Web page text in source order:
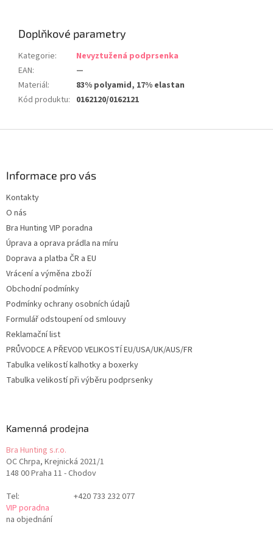
Doplňkové parametry
Kategorie:
Nevyztužená podprsenka
EAN:
—
Materiál:
83% polyamid, 17% elastan
Kód produktu: 0162120/0162121
Informace pro vás
Kontakty
O nás
Bra Hunting VIP poradna
Úprava a oprava prádla na míru
Doprava a platba ČR a EU
Vrácení a výměna zboží
Obchodní podmínky
Podmínky ochrany osobních údajů
Formulář odstoupení od smlouvy
Reklamační list
PRŮVODCE A PŘEVOD VELIKOSTÍ EU/USA/UK/AUS/FR
Tabulka velikostí kalhotky a boxerky
Tabulka velikostí při výběru podprsenky
Kamenná prodejna
Bra Hunting s.r.o.
OC Chrpa, Krejnická 2021/1
148 00 Praha 11 - Chodov
Tel:
+420 733 232 077
VIP poradna
na objednání